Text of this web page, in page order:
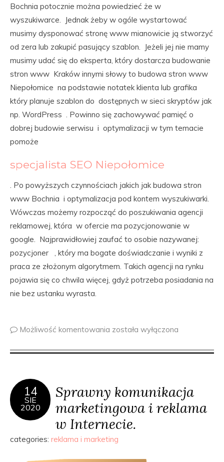
Bochnia potocznie można powiedzieć że w
wyszukiwarce. Jednak żeby w ogóle wystartować
musimy dysponować stronę www mianowicie ją stworzyć
od zera lub zakupić pasujący szablon. Jeżeli jej nie mamy
musimy udać się do eksperta, który dostarcza budowanie
stron www Kraków innymi słowy to budowa stron www
Niepołomice na podstawie notatek klienta lub grafika
który planuje szablon do dostępnych w sieci skryptów jak
np. WordPress . Powinno się zachowywać pamięć o
dobrej budowie serwisu i optymalizacji w tym temacie
pomoże
specjalista SEO Niepołomice
. Po powyższych czynnościach jakich jak budowa stron
www Bochnia i optymalizacja pod kontem wyszukiwarki.
Wówczas możemy rozpocząć do poszukiwania agencji
reklamowej, która w ofercie ma pozycjonowanie w
google. Najprawidłowiej zaufać to osobie nazywanej:
pozycjoner , który ma bogate doświadczanie i wyniki z
praca ze złożonym algorytmem. Takich agencji na rynku
pojawia się co chwila więcej, gdyż potrzeba posiadania na
nie bez ustanku wyrasta.
Możliwość komentowania została wyłączona
14
SIE
2020
Sprawny komunikacja
marketingowa i reklama
w Internecie.
categories: reklama i marketing